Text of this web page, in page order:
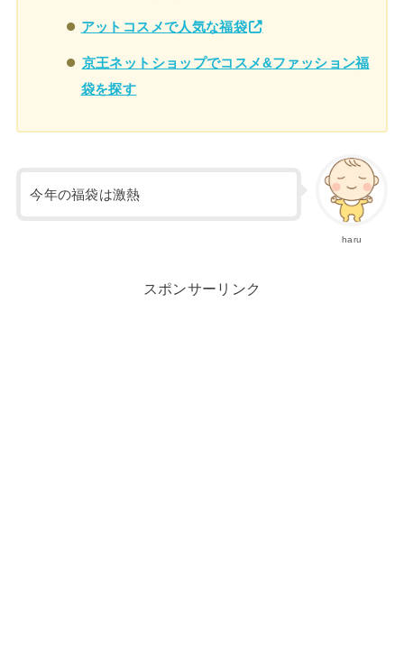
アットコスメで人気な福袋
京王ネットショップでコスメ&ファッション福
袋を探す
haru
今年の福袋は激熱
スポンサーリンク